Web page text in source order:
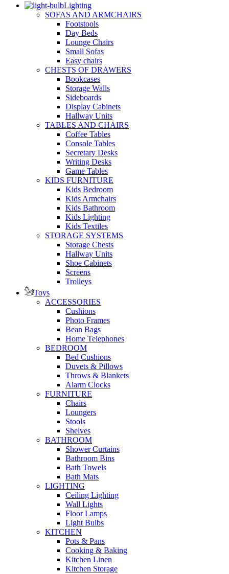
Lighting
SOFAS AND ARMCHAIRS
Footstools
Day Beds
Lounge Chairs
Small Sofas
Easy chairs
CHESTS OF DRAWERS
Bookcases
Storage Walls
Sideboards
Display Cabinets
Hallway Units
TABLES AND CHAIRS
Coffee Tables
Console Tables
Secretary Desks
Writing Desks
Game Tables
KIDS FURNITURE
Kids Bedroom
Kids Armchairs
Kids Bathroom
Kids Lighting
Kids Textiles
STORAGE SYSTEMS
Storage Chests
Hallway Units
Shoe Cabinets
Screens
Trolleys
Toys
ACCESSORIES
Cushions
Photo Frames
Bean Bags
Home Telephones
BEDROOM
Bed Cushions
Duvets & Pillows
Throws & Blankets
Alarm Clocks
FURNITURE
Chairs
Loungers
Stools
Shelves
BATHROOM
Shower Curtains
Bathroom Bins
Bath Towels
Bath Mats
LIGHTING
Ceiling Lighting
Wall Lights
Floor Lamps
Light Bulbs
KITCHEN
Pots & Pans
Cooking & Baking
Kitchen Linen
Kitchen Storage